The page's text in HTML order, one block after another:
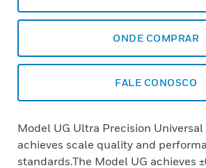
ONDE COMPRAR
FALE CONOSCO
Model UG Ultra Precision
achieves scale quality and
standards.The Model UG achieves